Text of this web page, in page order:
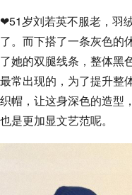
❤51岁刘若英不服老，羽
了。而下搭了一条灰色的
了她的双腿线条，整体黑
最常出现的，为了提升整
织帽，让这身深色的造型
也是更加显文艺范呢。